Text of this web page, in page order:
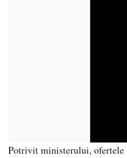
Potrivit ministerului, ofertele